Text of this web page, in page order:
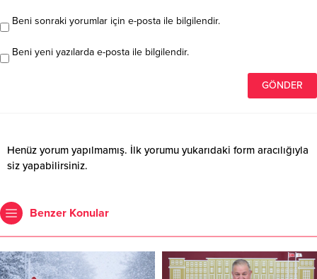
Beni sonraki yorumlar için e-posta ile bilgilendir.
Beni yeni yazılarda e-posta ile bilgilendir.
Henüz yorum yapılmamış. İlk yorumu yukarıdaki form aracılığıyla
siz yapabilirsiniz.
Benzer Konular